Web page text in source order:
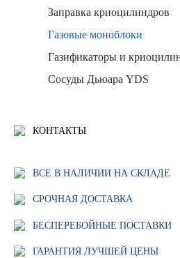
Заправка криоцилиндров
Газовые моноблоки
Газификаторы и
Сосуды Дьюара YDS
КОНТАКТЫ
ВСЕ В НАЛИЧИИ НА СКЛАДЕ
СРОЧНАЯ ДОСТАВКА
БЕСПЕРЕБОЙНЫЕ ПОСТАВКИ
ГАРАНТИЯ ЛУЧШЕЙ ЦЕНЫ